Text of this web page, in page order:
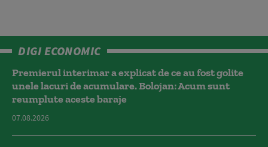
DIGI ECONOMIC
Premierul interimar a explicat de ce au fost golite
unele lacuri de acumulare. Bolojan: Acum sunt
reumplute aceste baraje
07.08.2026